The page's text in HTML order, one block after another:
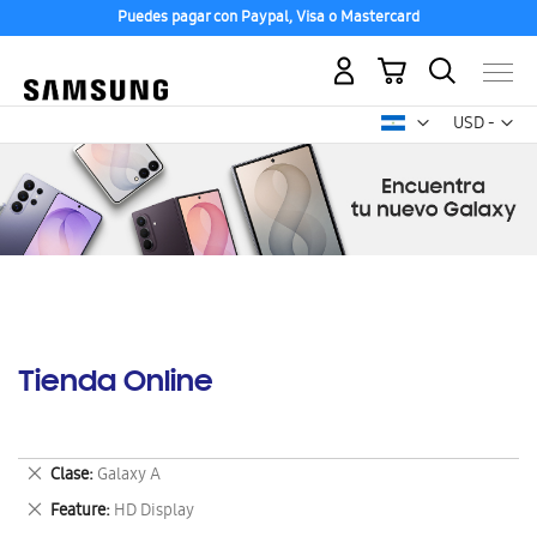
Puedes pagar con Paypal, Visa o Mastercard
USD -
dólar
Mi carrito
Tienda Online
Clase Galaxy A
Eliminar
este
artículo
Feature HD Display
Eliminar